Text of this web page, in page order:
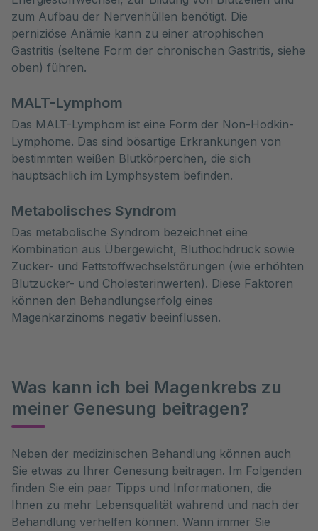
zum Aufbau der Nervenhüllen benötigt. Die
perniziöse Anämie kann zu einer atrophischen
Gastritis (seltene Form der chronischen Gastritis, siehe
oben) führen.
MALT-Lymphom
Das MALT-Lymphom ist eine Form der Non-Hodkin-
Lymphome. Das sind bösartige Erkrankungen von
bestimmten weißen Blutkörperchen, die sich
hauptsächlich im Lymphsystem befinden.
Metabolisches Syndrom
Das metabolische Syndrom bezeichnet eine
Kombination aus Übergewicht, Bluthochdruck sowie
Zucker- und Fettstoffwechselstörungen (wie erhöhten
Blutzucker- und Cholesterinwerten). Diese Faktoren
können den Behandlungserfolg eines
Magenkarzinoms negativ beeinflussen.
Was kann ich bei Magenkrebs zu
meiner Genesung beitragen?
Neben der medizinischen Behandlung können auch
Sie etwas zu Ihrer Genesung beitragen. Im Folgenden
finden Sie ein paar Tipps und Informationen, die
Ihnen zu mehr Lebensqualität während und nach der
Behandlung verhelfen können. Wann immer Sie